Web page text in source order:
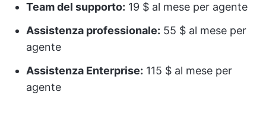
Team del supporto: 19 $ al mese per agente
Assistenza professionale: 55 $ al mese per
agente
Assistenza Enterprise: 115 $ al mese per
agente